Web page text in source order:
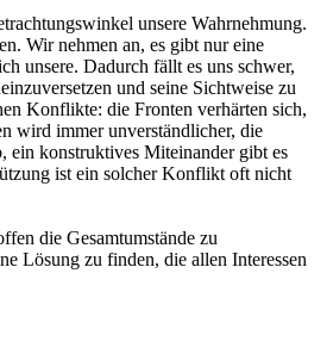
unsere Wahrnehmung.
Wir nehmen an, es gibt nur eine
unsere. Dadurch fällt es uns schwer,
und seine Sichtweise zu
Konflikte: die Fronten verhärten sich,
wird immer unverständlicher, die
ein konstruktives Miteinander gibt es
ist ein solcher Konflikt oft nicht
die Gesamtumstände zu
Lösung zu finden, die allen Interessen